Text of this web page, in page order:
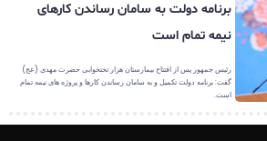
برنامه دولت به سامان رساندن کارهای
نیمه تمام است
رئیس جمهور پس از افتتاح بیمارستان هزار تختخوابی حضرت مهدی (عج)
گفت: برنامه دولت تکمیل و به سامان رساندن کارها و پروژه های نیمه تمام
است.